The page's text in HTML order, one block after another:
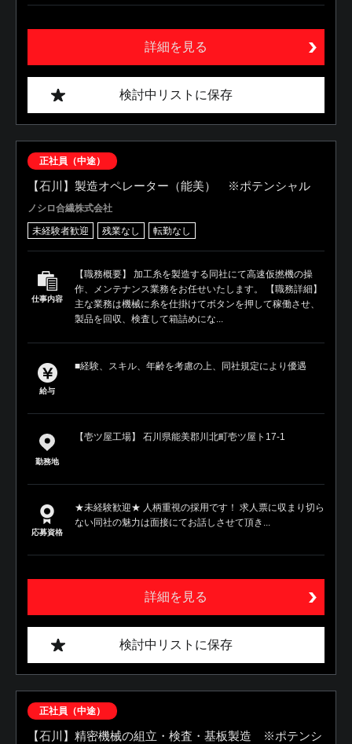
詳細を見る
検討中リストに保存
正社員（中途）
【石川】製造オペレーター（能美） ※ポテンシャル
ノシロ合繊株式会社
未経験者歓迎 残業なし 転勤なし
仕事内容
【職務概要】 加工糸を製造する同社にて高速仮撚機の操
作、メンテナンス業務をお任せいたします。 【職務詳細】
主な業務は機械に糸を仕掛けてボタンを押して稼働させ、
製品を回収、検査して箱詰めにな...
給与
■経験、スキル、年齢を考慮の上、同社規定により優遇
勤務地
【壱ツ屋工場】 石川県能美郡川北町壱ツ屋ト17-1
応募資格
★未経験歓迎★ 人柄重視の採用です！ 求人票に収まり切ら
ない同社の魅力は面接にてお話しさせて頂き...
詳細を見る
検討中リストに保存
正社員（中途）
【石川】精密機械の組立・検査・基板製造 ※ポテンシ